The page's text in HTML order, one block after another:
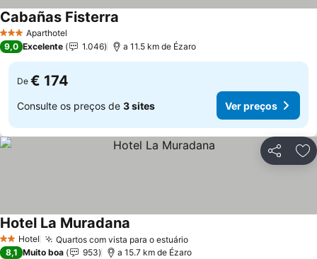
3 EstrelasAparthotel
Cabañas Fisterra
9,0 Excelente 1.046 a 11.5 km de Ézaro
De € 174
Consulte os preços de 3 sites Ver preços
Partilhar
2 Estrelas
Hotel Quartos com vista para o estuário
Hotel La Muradana
8,1 Muito boa 953 a 15.7 km de Ézaro